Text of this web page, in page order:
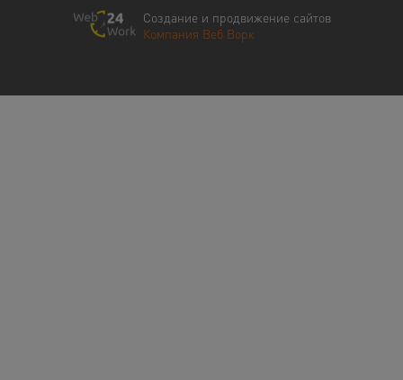
Создание и продвижение сайтов
Компания Веб Ворк